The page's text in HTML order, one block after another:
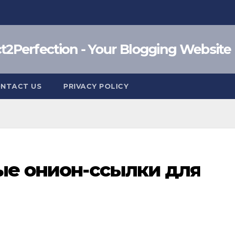
- Your Blogging Website
US PRIVACY POLICY
онион-ссылки для